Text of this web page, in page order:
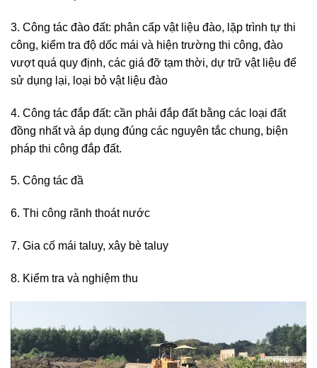
3. Công tác đào đất: phân cấp vật liệu đào, lặp trình tự thi
công, kiểm tra độ dốc mái và hiện trường thi công, đào
vượt quá quy định, các giá đỡ tạm thời, dự trữ vật liệu để
sử dụng lại, loại bỏ vật liệu đào
4. Công tác đắp đất: cần phải đắp đất bằng các loại đất
đồng nhất và áp dụng đúng các nguyên tắc chung, biện
pháp thi công đắp đất.
5. Công tác đầ
6. Thi công rãnh thoát nước
7. Gia cố mái taluy, xây bè taluy
8. Kiểm tra và nghiệm thu